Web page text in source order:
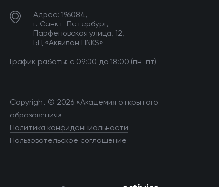
Адрес: 196084,
г. Санкт-Петербург,
Парфёновская улица, 12,
БЦ «Аквилон LINKS»
График работы: с 09:00 до 18:00 (пн-пт)
Copyright © 2026 «Академия открытого
образования»
Политика конфиденциальности
Пользовательское соглашение